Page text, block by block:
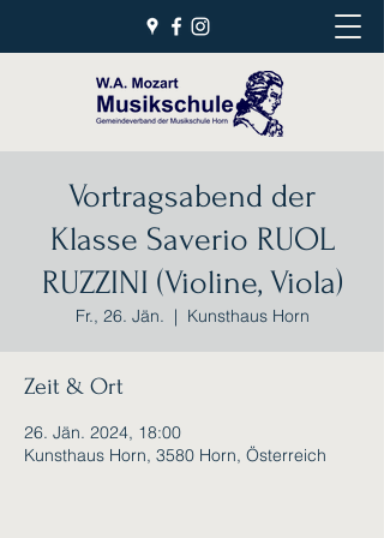
Vortragsabend der
Klasse Saverio RUOL
RUZZINI (Violine, Viola)
Fr., 26. Jän.
  |
Kunsthaus Horn
Zeit & Ort
26. Jän. 2024, 18:00
Kunsthaus Horn, 3580 Horn, Österreich